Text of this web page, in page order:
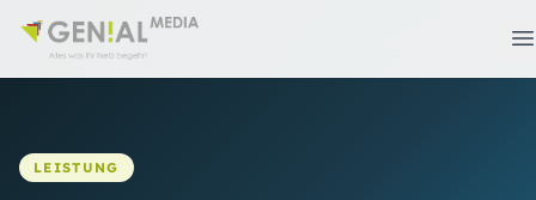
LEISTUNG